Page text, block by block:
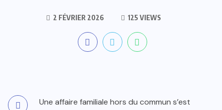
2 FÉVRIER 2026 125 VIEWS
Une affaire familiale hors du commun s’est